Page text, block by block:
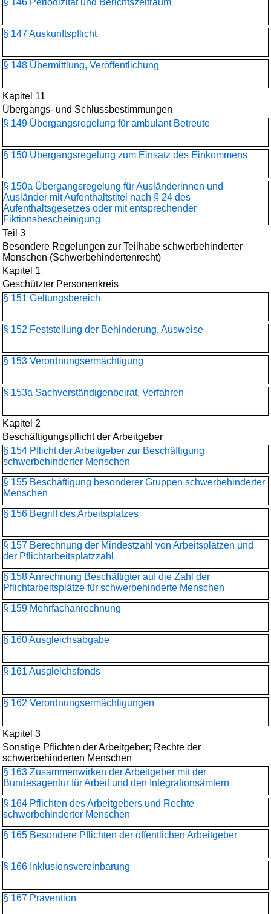
§ 146 Periodizität und Berichtszeitraum
§ 147 Auskunftspflicht
§ 148 Übermittlung, Veröffentlichung
Kapitel 11
Übergangs- und Schlussbestimmungen
§ 149 Übergangsregelung für ambulant Betreute
§ 150 Übergangsregelung zum Einsatz des Einkommens
§ 150a Übergangsregelung für Ausländerinnen und
Ausländer mit Aufenthaltstitel nach § 24 des
Aufenthaltsgesetzes oder mit entsprechender
Fiktionsbescheinigung
Teil 3
Besondere Regelungen zur Teilhabe schwerbehinderter
Menschen (Schwerbehindertenrecht)
Kapitel 1
Geschützter Personenkreis
§ 151 Geltungsbereich
§ 152 Feststellung der Behinderung, Ausweise
§ 153 Verordnungsermächtigung
§ 153a Sachverständigenbeirat, Verfahren
Kapitel 2
Beschäftigungspflicht der Arbeitgeber
§ 154 Pflicht der Arbeitgeber zur Beschäftigung
schwerbehinderter Menschen
§ 155 Beschäftigung besonderer Gruppen schwerbehinderter
Menschen
§ 156 Begriff des Arbeitsplatzes
§ 157 Berechnung der Mindestzahl von Arbeitsplätzen und
der Pflichtarbeitsplatzzahl
§ 158 Anrechnung Beschäftigter auf die Zahl der
Pflichtarbeitsplätze für schwerbehinderte Menschen
§ 159 Mehrfachanrechnung
§ 160 Ausgleichsabgabe
§ 161 Ausgleichsfonds
§ 162 Verordnungsermächtigungen
Kapitel 3
Sonstige Pflichten der Arbeitgeber; Rechte der
schwerbehinderten Menschen
§ 163 Zusammenwirken der Arbeitgeber mit der
Bundesagentur für Arbeit und den Integrationsämtern
§ 164 Pflichten des Arbeitgebers und Rechte
schwerbehinderter Menschen
§ 165 Besondere Pflichten der öffentlichen Arbeitgeber
§ 166 Inklusionsvereinbarung
§ 167 Prävention